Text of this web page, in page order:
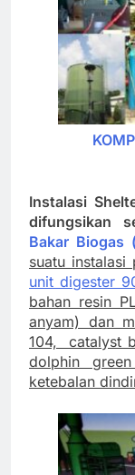
Instalasi
difungsikan
Bakar Biogas
suatu
unit digester
bahan resin
anyam) dan
104, catalyst
dolphin
ketebalan